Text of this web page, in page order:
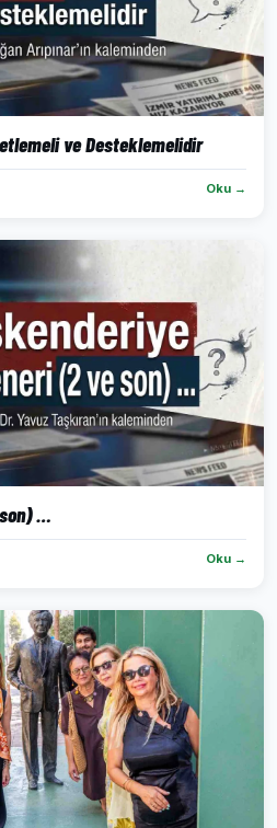
ve Desteklemelidir
Oku →
…
Oku →